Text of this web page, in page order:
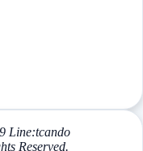
Line:tcando
Reserved.